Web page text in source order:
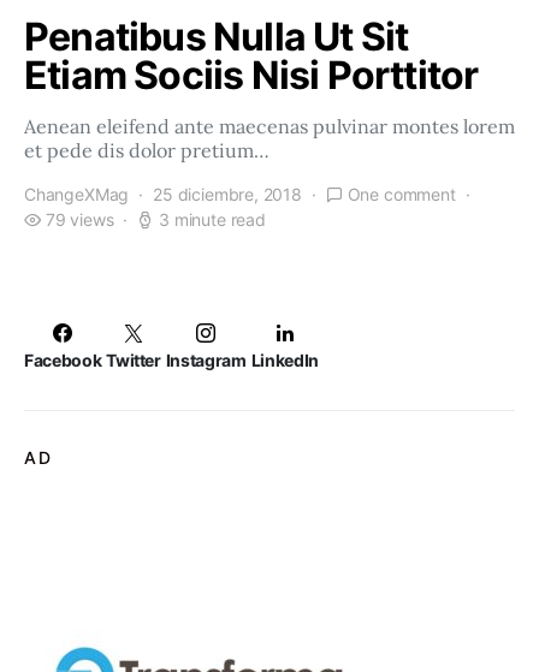
Penatibus Nulla Ut Sit
Etiam Sociis Nisi Porttitor
Aenean eleifend ante maecenas pulvinar montes lorem
et pede dis dolor pretium…
ChangeXMag 25 diciembre, 2018
One comment
79 views
3 minute read
Facebook Twitter Instagram LinkedIn
AD